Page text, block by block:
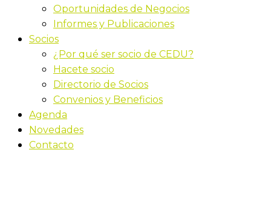
Oportunidades de Negocios
Informes y Publicaciones
Socios
¿Por qué ser socio de CEDU?
Hacete socio
Directorio de Socios
Convenios y Beneficios
Agenda
Novedades
Contacto